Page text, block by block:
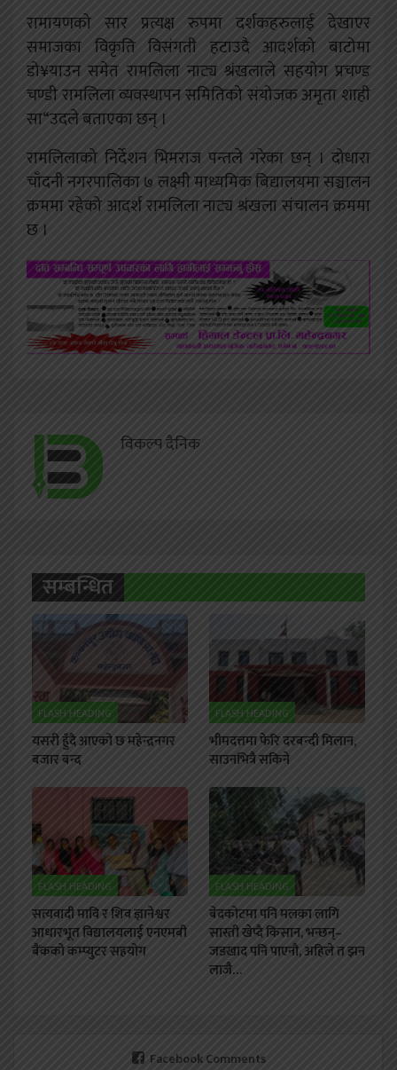
रामायणको सार प्रत्यक्ष रुपमा दर्शकहरुलाई देखाएर
समाजका विकृति विसंगती हटाउदै आदर्शको बाटोमा
डो¥याउन समेत रामलिला नाट्य श्रंखलाले सहयोग प्रचण्ड
चण्डी रामलिला व्यवस्थापन समितिको संयोजक अमृता शाही
सा“उदले बताएका छन् ।
रामलिलाको निर्देशन भिमराज पन्तले गरेका छन् । दोधारा
चाँदनी नगरपालिका ७ लक्ष्मी माध्यमिक बिद्यालयमा सञ्चालन
क्रममा रहेको आदर्श रामलिला नाट्य श्रंखला संचालन क्रममा
छ ।
विकल्प दैनिक
सम्बन्धित
FLASH HEADING
यसरी हुँदै आएको छ महेन्द्रनगर
बजार बन्द
FLASH HEADING
भीमदत्तमा फेरि दरबन्दी मिलान,
साउनभित्रै सकिने
FLASH HEADING
सत्यवादी मावि र शिव ज्ञानेश्वर
आधारभूत विद्यालयलाई एनएमबी
बैंकको कम्प्युटर सहयोग
FLASH HEADING
बेदकोटमा पनि मलका लागि
सास्ती खेप्दै किसान, भन्छन्–
जडखाद पनि पाएनौ, अहिले त झन
लाजै…
Facebook Comments